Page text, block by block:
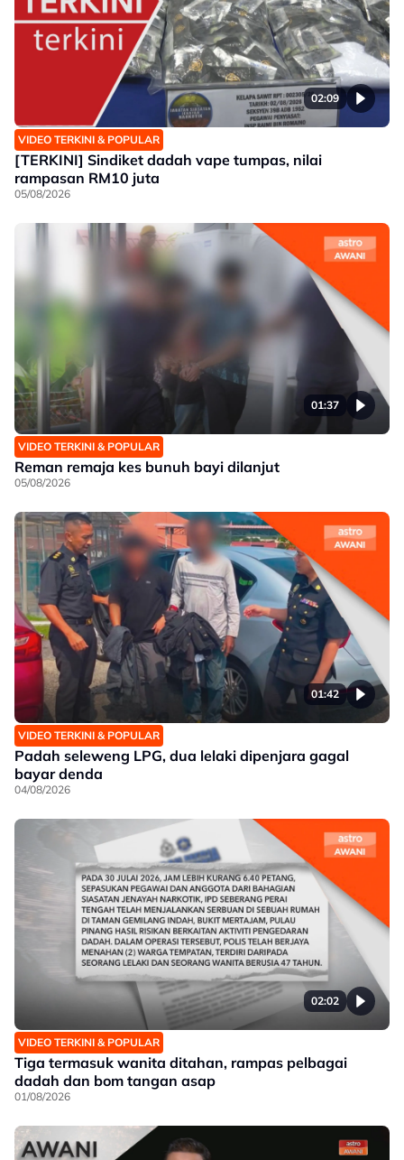
02:09
VIDEO TERKINI & POPULAR
[TERKINI] Sindiket dadah vape tumpas, nilai
rampasan RM10 juta
05/08/2026
01:37
VIDEO TERKINI & POPULAR
Reman remaja kes bunuh bayi dilanjut
05/08/2026
01:42
VIDEO TERKINI & POPULAR
Padah seleweng LPG, dua lelaki dipenjara gagal
bayar denda
04/08/2026
02:02
VIDEO TERKINI & POPULAR
Tiga termasuk wanita ditahan, rampas pelbagai
dadah dan bom tangan asap
01/08/2026